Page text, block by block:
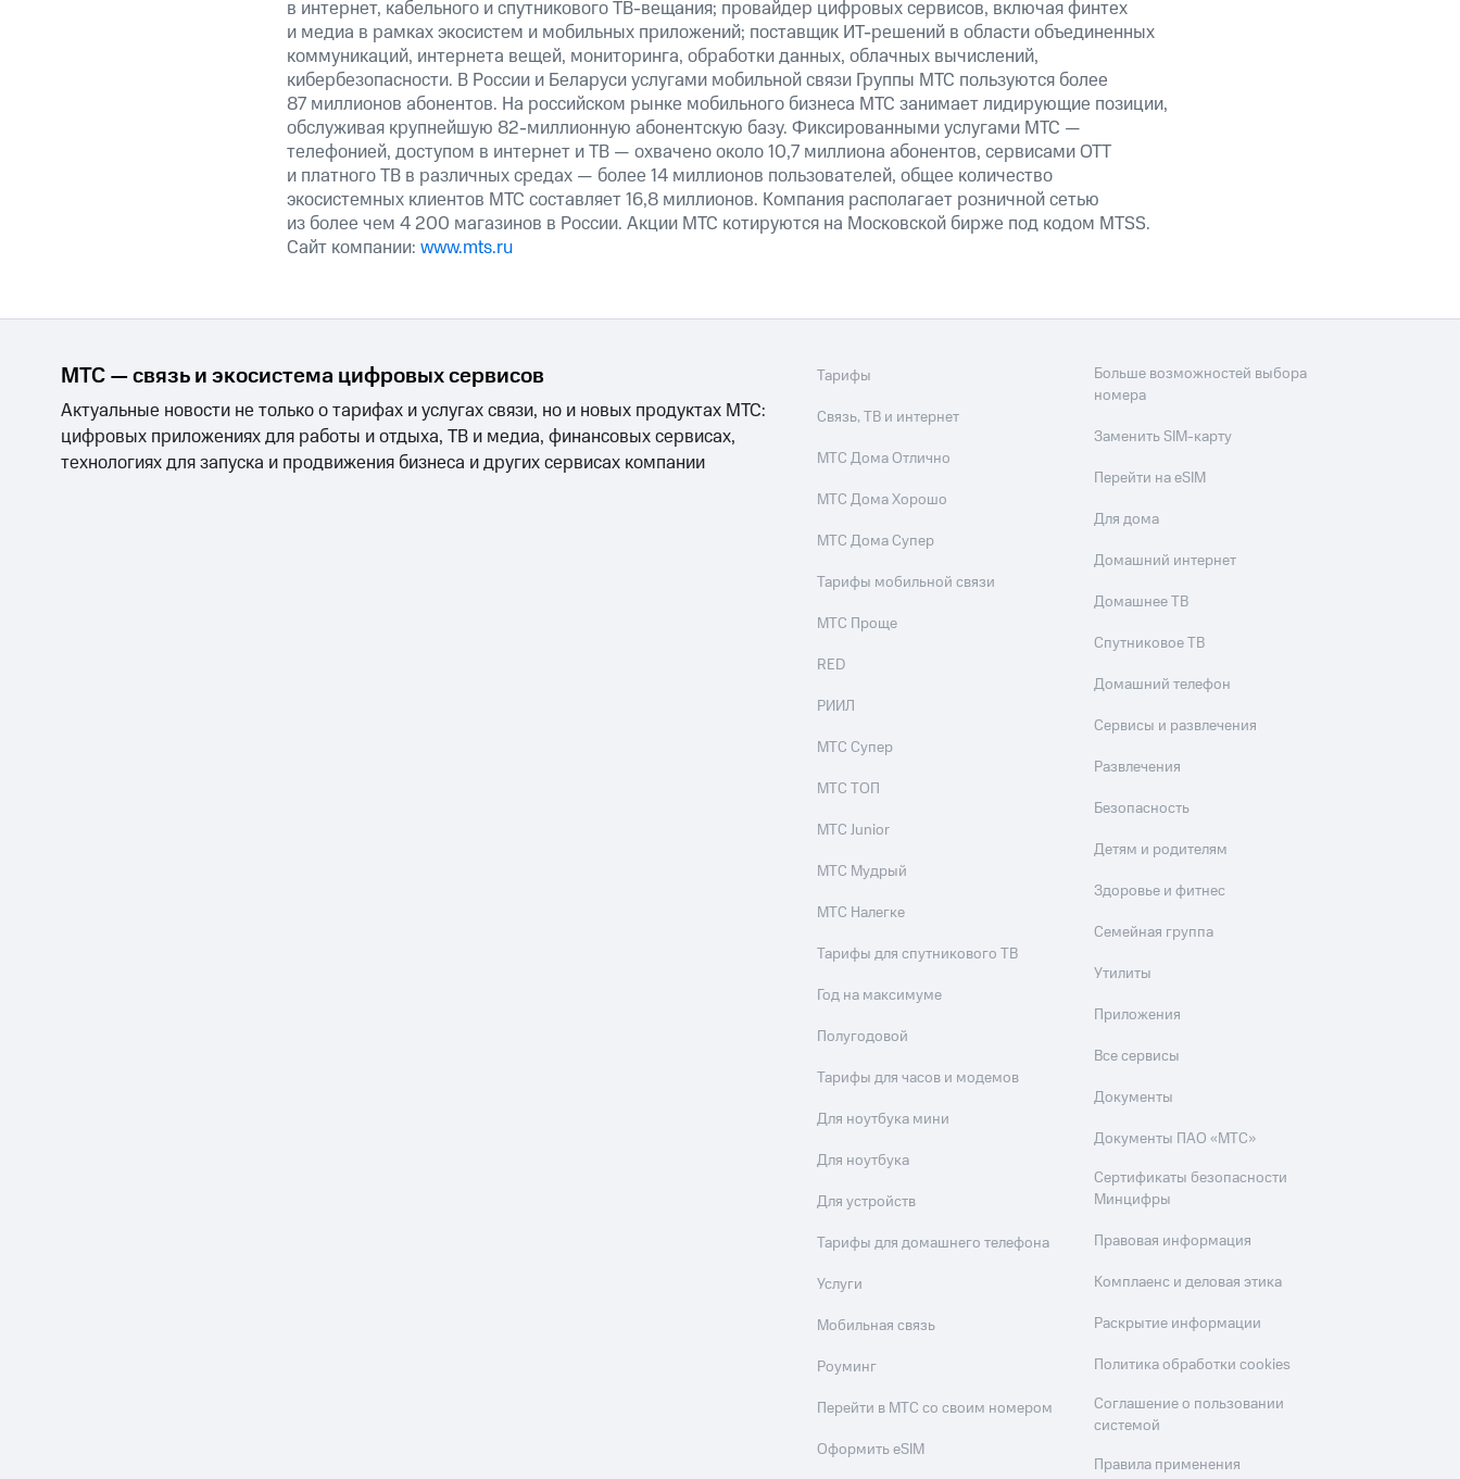
в интернет, кабельного и спутникового ТВ-вещания; провайдер цифровых сервисов, включая финтех
и медиа в рамках экосистем и мобильных приложений; поставщик ИТ-решений в области объединенных
коммуникаций, интернета вещей, мониторинга, обработки данных, облачных вычислений,
кибербезопасности. В России и Беларуси услугами мобильной связи Группы МТС пользуются более
87 миллионов абонентов. На российском рынке мобильного бизнеса МТС занимает лидирующие позиции,
обслуживая крупнейшую 82-миллионную абонентскую базу. Фиксированными услугами МТС —
телефонией, доступом в интернет и ТВ — охвачено около 10,7 миллиона абонентов, сервисами OTT
и платного ТВ в различных средах — более 14 миллионов пользователей, общее количество
экосистемных клиентов МТС составляет 16,8 миллионов. Компания располагает розничной сетью
из более чем 4 200 магазинов в России. Акции МТС котируются на Московской бирже под кодом MTSS.
Сайт компании: www.mts.ru
МТС — связь и экосистема цифровых сервисов
Актуальные новости не только о тарифах и услугах связи, но и новых продуктах МТС:
цифровых приложениях для работы и отдыха, ТВ и медиа, финансовых сервисах,
технологиях для запуска и продвижения бизнеса и других сервисах компании
Тарифы
Связь, ТВ и интернет
МТС Дома Отлично
МТС Дома Хорошо
МТС Дома Супер
Тарифы мобильной связи
МТС Проще
RED
РИИЛ
МТС Супер
МТС ТОП
МТС Junior
МТС Мудрый
МТС Налегке
Тарифы для спутникового ТВ
Год на максимуме
Полугодовой
Тарифы для часов и модемов
Для ноутбука мини
Для ноутбука
Для устройств
Тарифы для домашнего телефона
Услуги
Мобильная связь
Роуминг
Перейти в МТС со своим номером
Оформить eSIM
Больше возможностей выбора
номера
Заменить SIM-карту
Перейти на eSIM
Для дома
Домашний интернет
Домашнее ТВ
Спутниковое ТВ
Домашний телефон
Сервисы и развлечения
Развлечения
Безопасность
Детям и родителям
Здоровье и фитнес
Семейная группа
Утилиты
Приложения
Все сервисы
Документы
Документы ПАО «МТС»
Сертификаты безопасности
Минцифры
Правовая информация
Комплаенс и деловая этика
Раскрытие информации
Политика обработки cookies
Соглашение о пользовании
системой
Правила применения